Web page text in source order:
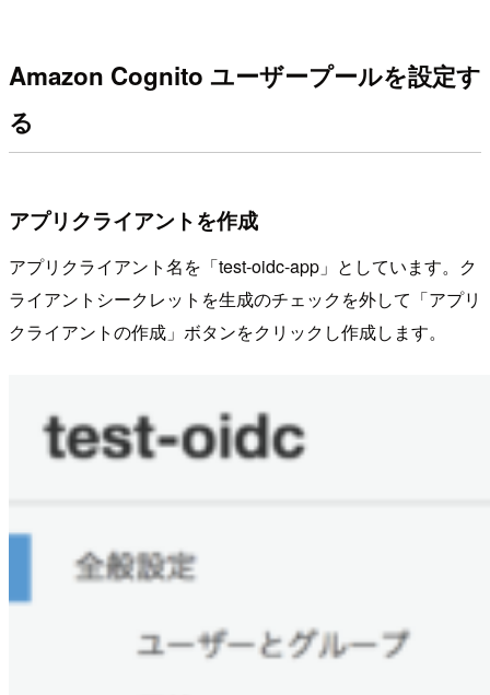
Amazon Cognito ユーザープールを設定す
る
アプリクライアントを作成
アプリクライアント名を「test-oidc-app」としています。ク
ライアントシークレットを生成のチェックを外して「アプリ
クライアントの作成」ボタンをクリックし作成します。